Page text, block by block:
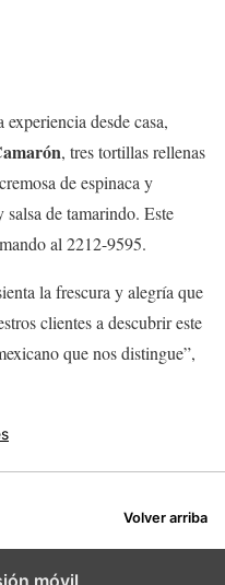
desde casa,
, tres tortillas rellenas
de espinaca y
de tamarindo. Este
al 2212-9595.
la frescura y alegría que
clientes a descubrir este
que nos distingue”,
Volver arriba